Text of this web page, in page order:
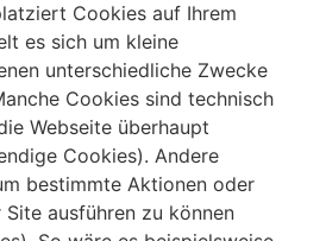
Cookies auf Ihrem
es sich um kleine
unterschiedliche Zwecke
Cookies sind technisch
Webseite überhaupt
Cookies). Andere
bestimmte Aktionen oder
ausführen zu können